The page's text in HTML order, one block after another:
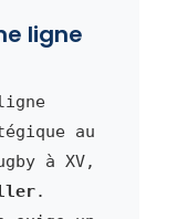
ligne
au
à XV,
.